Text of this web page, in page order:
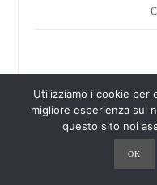
Attrezzi per
Utilizziamo i cookie per
migliore esperienza sul
questo sito noi
OK